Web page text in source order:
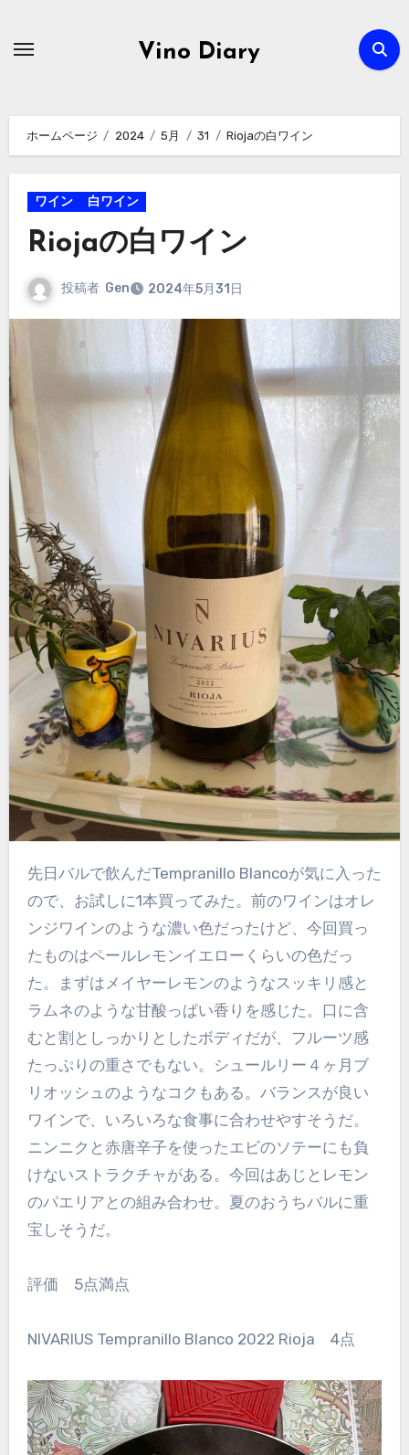
Vino Diary
ホームページ 2024 5月 31 Riojaの白ワイン
ワイン 白ワイン
Riojaの白ワイン
投稿者 Gen 2024年5月31日
先日バルで飲んだTempranillo Blancoが気に入った
ので、お試しに1本買ってみた。前のワインはオレ
ンジワインのような濃い色だったけど、今回買っ
たものはペールレモンイエローくらいの色だっ
た。まずはメイヤーレモンのようなスッキリ感と
ラムネのような甘酸っぱい香りを感じた。口に含
むと割としっかりとしたボディだが、フルーツ感
たっぷりの重さでもない。シュールリー４ヶ月ブ
リオッシュのようなコクもある。バランスが良い
ワインで、いろいろな食事に合わせやすそうだ。
ニンニクと赤唐辛子を使ったエビのソテーにも負
けないストラクチャがある。今回はあじとレモン
のパエリアとの組み合わせ。夏のおうちバルに重
宝しそうだ。
評価 5点満点
NIVARIUS Tempranillo Blanco 2022 Rioja 4点